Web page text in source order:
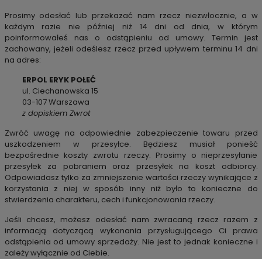
Prosimy odesłać lub przekazać nam rzecz niezwłocznie, a w
każdym razie nie później niż 14 dni od dnia, w którym
poinformowałeś nas o odstąpieniu od umowy. Termin jest
zachowany, jeżeli odeślesz rzecz przed upływem terminu 14 dni
na adres:
ERPOL ERYK POŁEĆ
ul. Ciechanowska 15
03-107 Warszawa
z dopiskiem Zwrot
Zwróć uwagę na odpowiednie zabezpieczenie towaru przed
uszkodzeniem w przesyłce. Będziesz musiał ponieść
bezpośrednie koszty zwrotu rzeczy. Prosimy o nieprzesyłanie
przesyłek za pobraniem oraz przesyłek na koszt odbiorcy.
Odpowiadasz tylko za zmniejszenie wartości rzeczy wynikające z
korzystania z niej w sposób inny niż było to konieczne do
stwierdzenia charakteru, cech i funkcjonowania rzeczy.
Jeśli chcesz, możesz odesłać nam zwracaną rzecz razem z
informacją dotyczącą wykonania przysługującego Ci prawa
odstąpienia od umowy sprzedaży. Nie jest to jednak konieczne i
zależy wyłącznie od Ciebie.